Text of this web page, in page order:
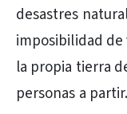
desastres
imposibilidad de
la propia tierra
personas a